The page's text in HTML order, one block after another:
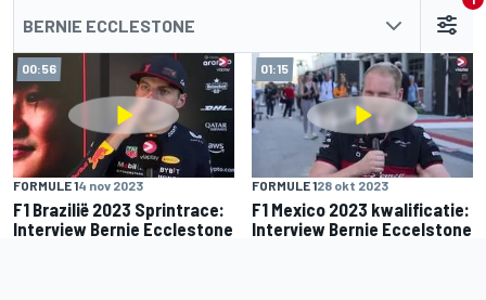
BERNIE ECCLESTONE
00:56
FORMULE 14 nov 2023
F1 Brazilië 2023 Sprintrace:
Interview Bernie Ecclestone
01:15
FORMULE 128 okt 2023
F1 Mexico 2023 kwalificatie:
Interview Bernie Eccelstone